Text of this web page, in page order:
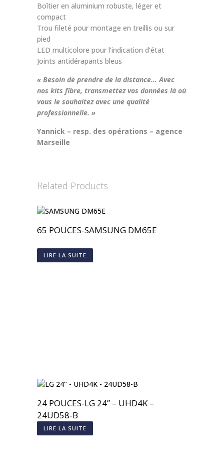
Boîtier en aluminium robuste, léger et
compact
Trou fileté pour montage en treillis ou sur
pied
LED multicolore pour l’indication d’état
Joints antidérapants bleus
« Besoin de prendre de la distance… Avec
nos kits fibre, transmettez vos données là où
vous le souhaitez avec une qualité
professionnelle. »
Yannick – resp. des opérations – agence
Marseille
Related Products
65 POUCES-SAMSUNG DM65E
LIRE LA SUITE
24 POUCES-LG 24’’ – UHD4K –
24UD58-B
LIRE LA SUITE